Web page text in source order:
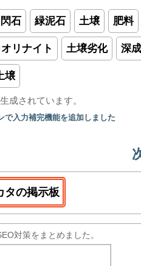
石 緑泥石 土壌 肥料
リナイト 土壌劣化 深
壌
成されています。
で入力補完機能を追加しました
タの掲示板
対策をまとめました。